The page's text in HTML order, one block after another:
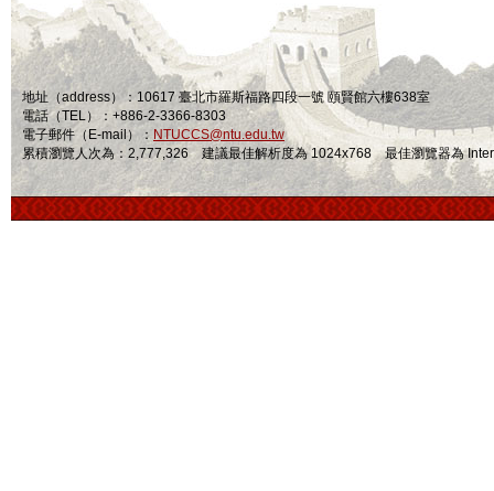
地址（address）：10617 臺北市羅斯福路四段一號 頤賢館六樓638室
電話（TEL）：+886-2-3366-8303
電子郵件（E-mail）： NTUCCS@ntu.edu.tw
累積瀏覽人次為：2,777,326 建議最佳解析度為 1024x768 最佳瀏覽器為